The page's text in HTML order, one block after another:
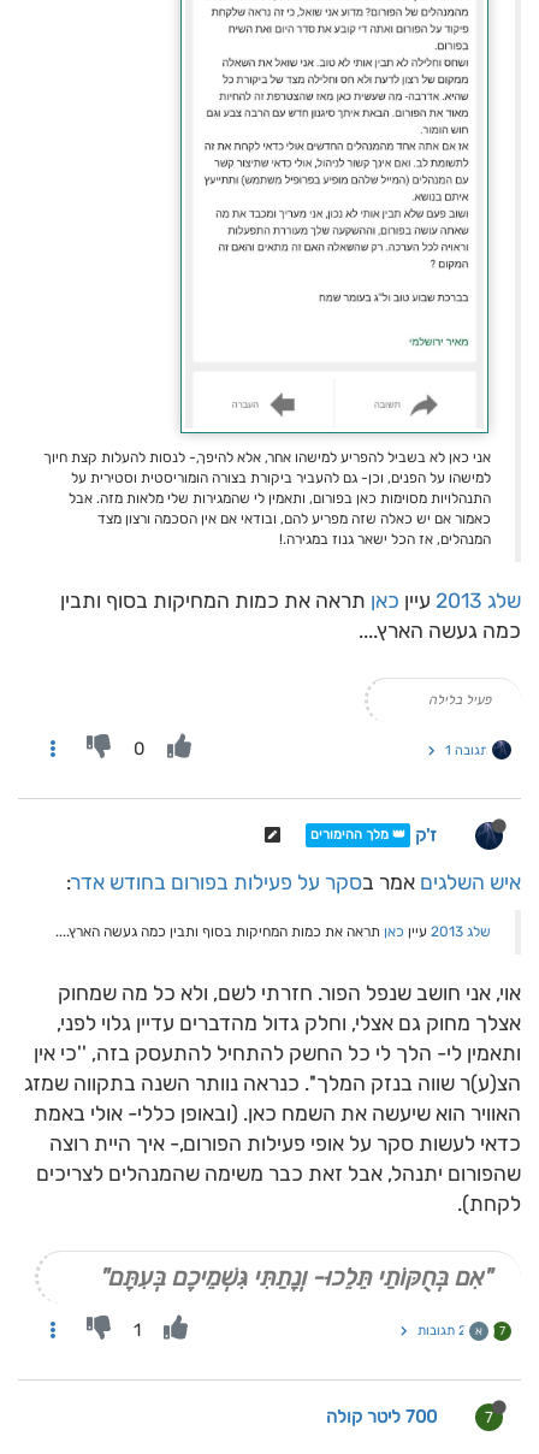
אני כאן לא בשביל להפריע למישהו אחר, אלא להיפך,- לנסות להעלות קצת חיוך
למישהו על הפנים, וכן- גם להעביר ביקורת בצורה הומוריסטית וסטירית על
התנהלויות מסוימות כאן בפורום, ותאמין לי שהמגירות שלי מלאות מזה. אבל
כאמור אם יש כאלה שזה מפריע להם, ובודאי אם אין הסכמה ורצון מצד
המנהלים, אז הכל ישאר גנוז במגירה.!
שלג 2013 עיין כאן תראה את כמות המחיקות בסוף ותבין
כמה געשה הארץ....
פעיל בלילה
תגובה 1 0
ז'ק 👑 מלך ההימורים
איש השלגים אמר בסקר על פעילות בפורום בחודש אדר:
שלג 2013 עיין כאן תראה את כמות המחיקות בסוף ותבין כמה געשה הארץ....
אוי, אני חושב שנפל הפור. חזרתי לשם, ולא כל מה שמחוק
אצלך מחוק גם אצלי, וחלק גדול מהדברים עדיין גלוי לפני,
ותאמין לי- הלך לי כל החשק להתחיל להתעסק בזה, ''כי אין
הצ(ע)ר שווה בנזק המלך''. כנראה נוותר השנה בתקווה שמזג
האוויר הוא שיעשה את השמח כאן. (ובאופן כללי- אולי באמת
כדאי לעשות סקר על אופי פעילות הפורום,- איך היית רוצה
שהפורום יתנהל, אבל זאת כבר משימה שהמנהלים לצריכים
לקחת).
"אִם בְּחֻקּוֹתַי תֵּלֵכוּ- וְנָתַתִּי גִּשְׁמֵיכֶם בְּעִתָּם"
7 א 2 תגובות 1
7 700 ליטר קולה